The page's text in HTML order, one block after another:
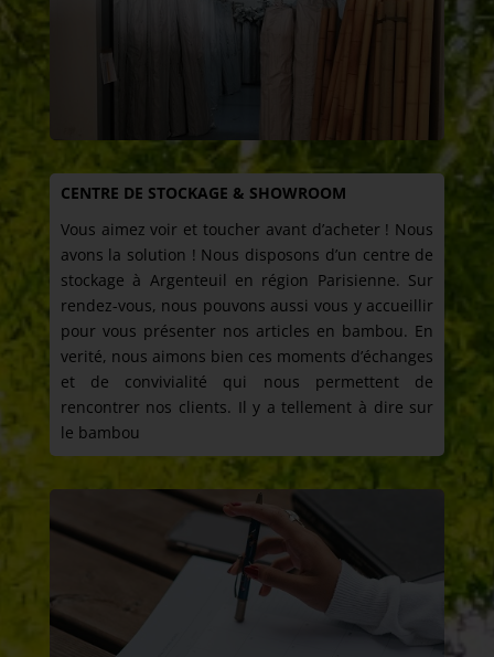
CENTRE DE STOCKAGE & SHOWROOM
Vous aimez voir et toucher avant d’acheter ! Nous
avons la solution ! Nous disposons d’un centre de
stockage à Argenteuil en région Parisienne. Sur
rendez-vous, nous pouvons aussi vous y accueillir
pour vous présenter nos articles en bambou. En
verité, nous aimons bien ces moments d’échanges
et de convivialité qui nous permettent de
rencontrer nos clients. Il y a tellement à dire sur
le bambou